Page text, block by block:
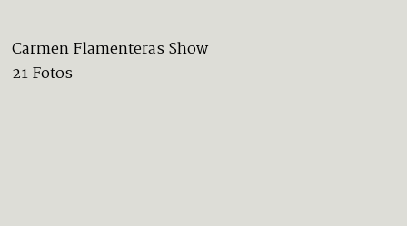
Carmen Flamenteras Show
21 Fotos